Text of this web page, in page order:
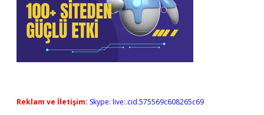
Reklam ve İletişim: Skype: live:.cid.575569c608265c69